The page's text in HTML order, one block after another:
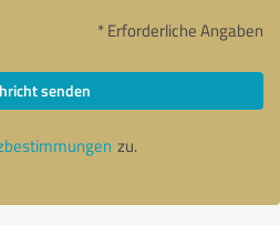
* Erforderliche Angaben
senden
zu.